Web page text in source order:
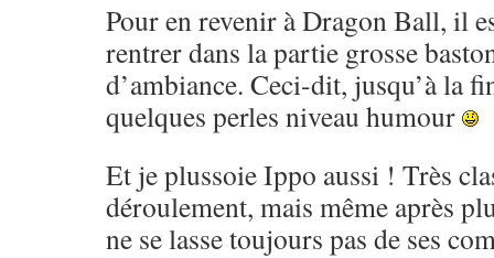
Pour en revenir à Dragon Ball, il
rentrer dans la partie grosse
d’ambiance. Ceci-dit, jusqu’à la
quelques perles niveau humour
Et je plussoie Ippo aussi ! Très
déroulement, mais même après
ne se lasse toujours pas de ses